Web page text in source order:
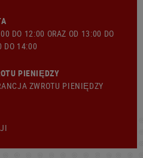
DO 12:00 ORAZ OD 13:00 DO
DO 14:00
PIENIĘDZY
ZWROTU PIENIĘDZY